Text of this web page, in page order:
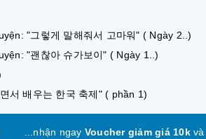
"그렇게 말해줘서 고마워" ( Ngày 2..)
"괜찮아 슈가보이" ( Ngày 1..)
서 배우는 한국 축제" ( phần 1)
...nhận ngay Voucher giảm giá 10kvà